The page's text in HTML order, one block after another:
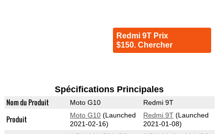
Redmi 9T Prix
$150. Chercher
Spécifications Principales
Nom du Produit Moto G10 Redmi 9T
Produit Moto G10(Launched
2021-02-16)
Redmi 9T(Launched
2021-01-08)